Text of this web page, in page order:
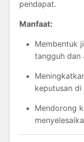
pendapat.
Manfaat:
Membentuk
tangguh dan
keputusan
Mendorong